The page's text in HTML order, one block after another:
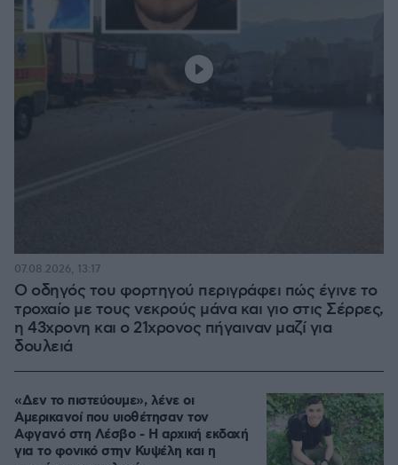
Ο οδηγός του φορτηγού περιγράφει πώς έγινε το
τροχαίο με τους νεκρούς μάνα και γιο στις Σέρρες,
η 43χρονη και ο 21χρονος πήγαιναν μαζί για
δουλειά
07.08.2026, 13:17
«Δεν το πιστεύουμε», λένε οι
Αμερικανοί που υιοθέτησαν τον
Αφγανό στη Λέσβο - Η αρχική εκδοχή
για το φονικό στην Κυψέλη και η